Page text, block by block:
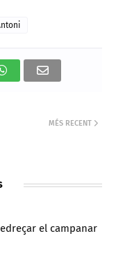
MÉS RECENT
el campanar